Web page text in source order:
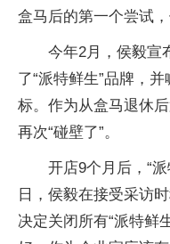
盒马后的第一个尝试
今年2月，侯毅宣
了“派特鲜生”品牌，
标。作为从盒马退休
再次“碰壁了”。
开店9个月后，“
日，侯毅在接受采访
决定关闭所有“派特鲜